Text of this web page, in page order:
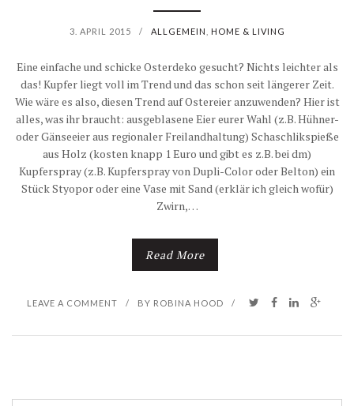
3. APRIL 2015 / ALLGEMEIN HOME & LIVING
Eine einfache und schicke Osterdeko gesucht? Nichts leichter als
das! Kupfer liegt voll im Trend und das schon seit längerer Zeit.
Wie wäre es also, diesen Trend auf Ostereier anzuwenden? Hier ist
alles, was ihr braucht: ausgeblasene Eier eurer Wahl (z.B. Hühner-
oder Gänseeier aus regionaler Freilandhaltung) Schaschlikspieße
aus Holz (kosten knapp 1 Euro und gibt es z.B. bei dm)
Kupferspray (z.B. Kupferspray von Dupli-Color oder Belton) ein
Stück Styopor oder eine Vase mit Sand (erklär ich gleich wofür)
Zwirn,…
Read More
LEAVE A COMMENT / BY ROBINA HOOD /